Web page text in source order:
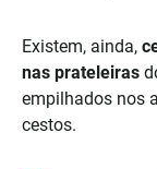
Existem, ainda,
nas prateleiras
empilhados nos
cestos.